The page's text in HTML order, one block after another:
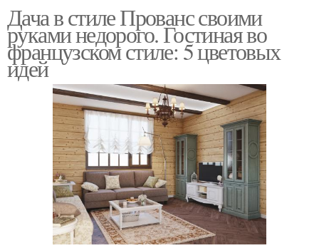
Дача в стиле Прованс своими
руками недорого. Гостиная во
французском стиле: 5 цветовых
идей